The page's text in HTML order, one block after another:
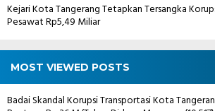
Kejari Kota Tangerang Tetapkan Tersangka
Pesawat Rp5,49 Miliar
MOST VIEWED POSTS
Badai Skandal Korupsi Transportasi Kota